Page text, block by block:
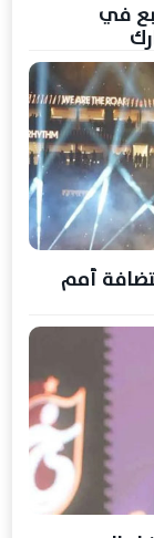
في
أمم